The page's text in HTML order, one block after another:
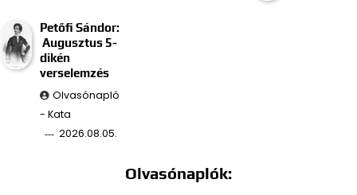
Petőfi Sándor:
Augusztus 5-
dikén
verselemzés
Olvasónapló
- Kata
2026.08.05.
Olvasónaplók: